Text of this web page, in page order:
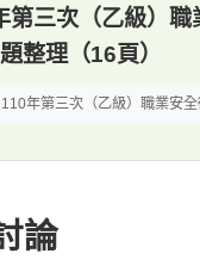
第三次（乙級）職
整理（16頁）
110年第三次（乙級）職業安
論